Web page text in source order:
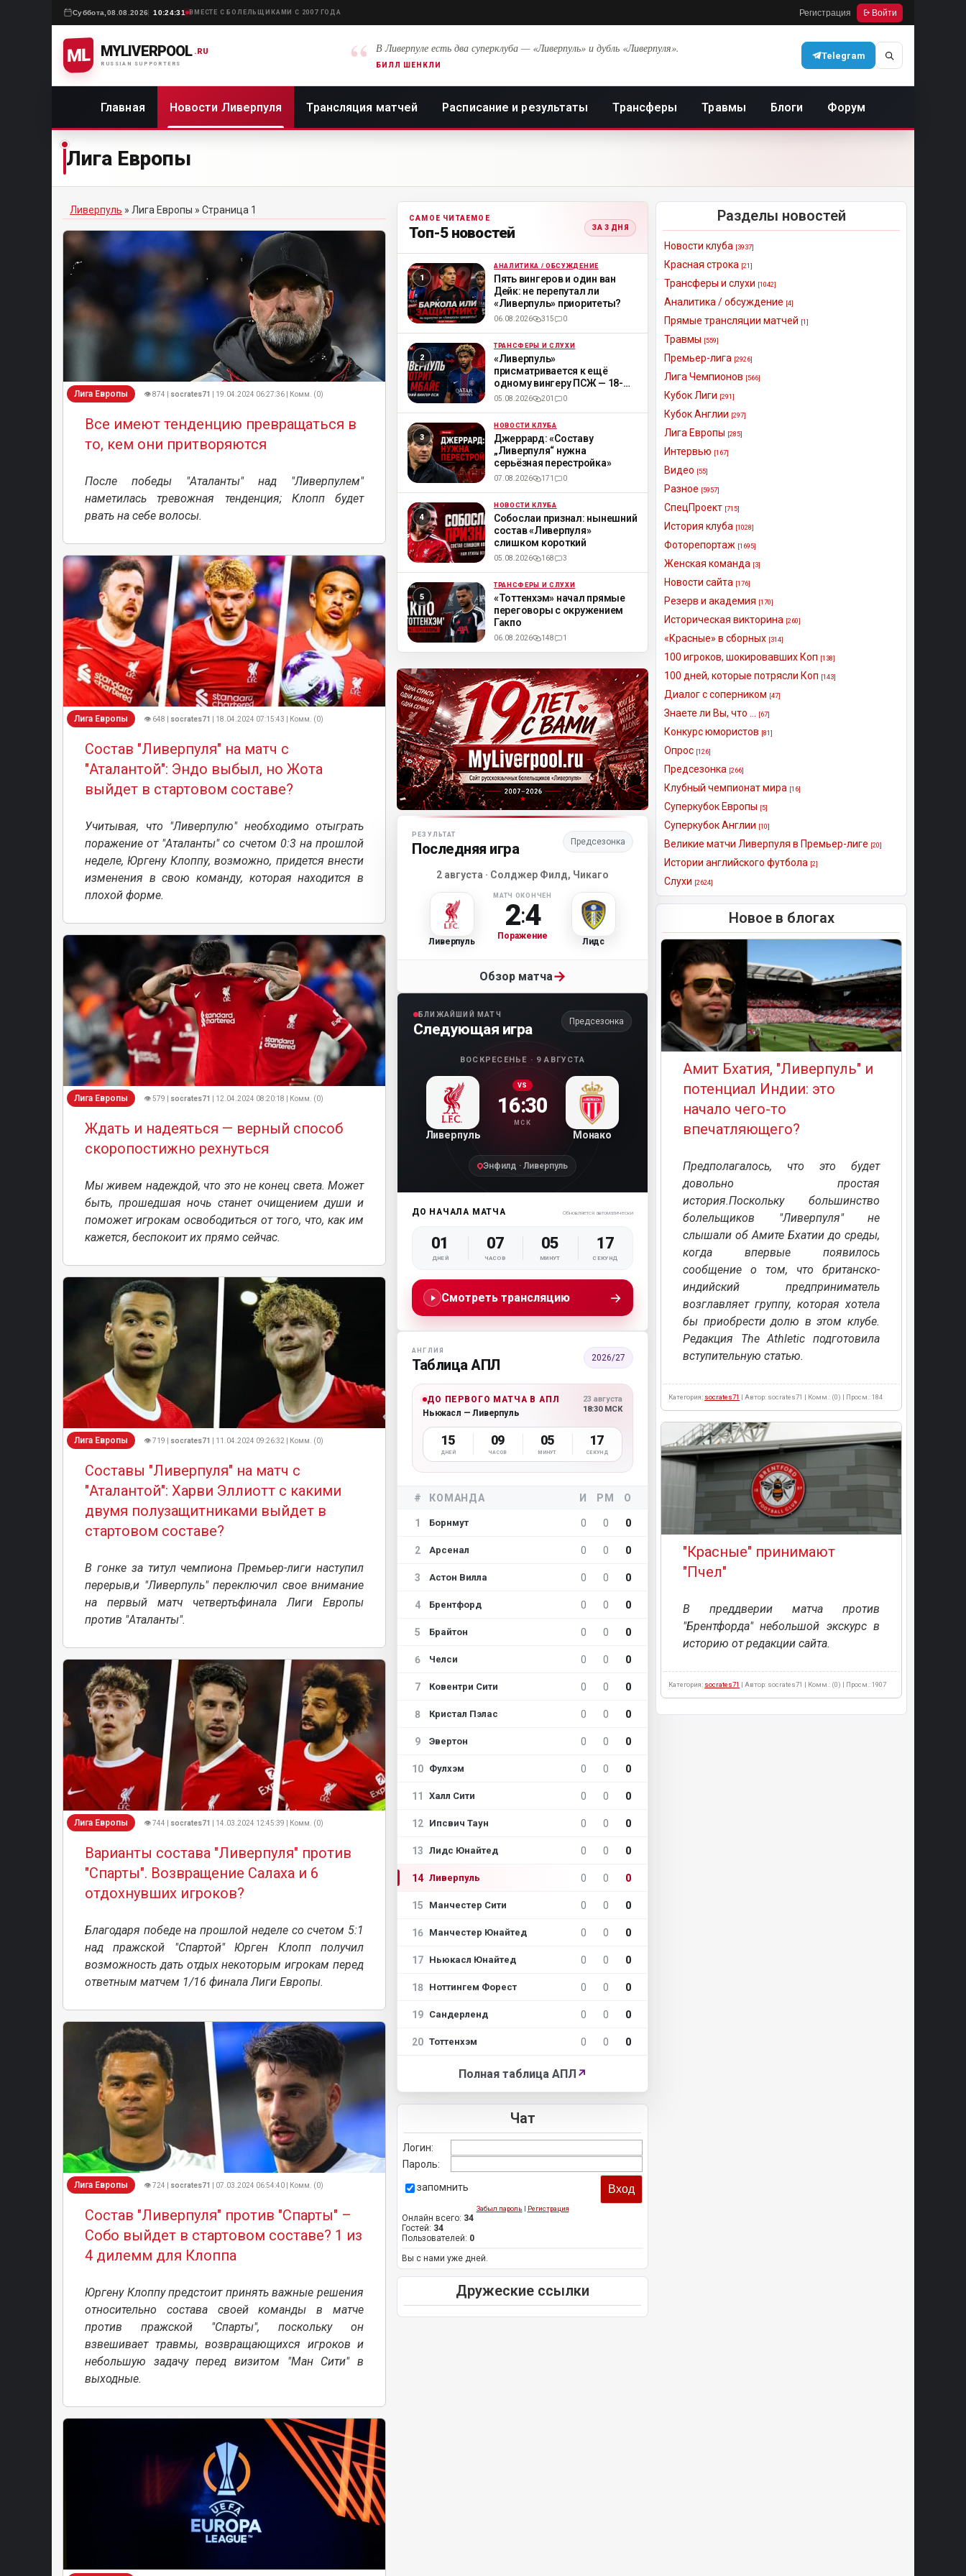
Суббота, 08.08.2026 10:24:31 ВМЕСТЕ С БОЛЕЛЬЩИКАМИ С 2007 ГОДА Регистрация Войти
ML MYLIVERPOOL
RUSSIAN SUPPORTERS
.RU “ В Ливерпуле есть два суперклуба — «Ливерпуль» и дубль «Ливерпуля».
БИЛЛ ШЕНКЛИ
Telegram
Главная Новости Ливерпуля Трансляция матчей Расписание и результаты Трансферы Травмы Блоги Форум
Лига Европы
Ливерпуль » Лига Европы » Страница 1
Лига Европы 👁 874 | socrates71 | 19.04.2024 06:27:36 | Комм. (0)
Все имеют тенденцию превращаться в
то, кем они притворяются
После победы "Аталанты" над "Ливерпулем"
наметилась тревожная тенденция; Клопп будет
рвать на себе волосы.
Лига Европы 👁 648 | socrates71 | 18.04.2024 07:15:43 | Комм. (0)
Состав "Ливерпуля" на матч с
"Аталантой": Эндо выбыл, но Жота
выйдет в стартовом составе?
Учитывая, что "Ливерпулю" необходимо отыграть
поражение от "Аталанты" со счетом 0:3 на прошлой
неделе, Юргену Клоппу, возможно, придется внести
изменения в свою команду, которая находится в
плохой форме.
Лига Европы 👁 579 | socrates71 | 12.04.2024 08:20:18 | Комм. (0)
Ждать и надеяться — верный способ
скоропостижно рехнуться
Мы живем надеждой, что это не конец света. Может
быть, прошедшая ночь станет очищением души и
поможет игрокам освободиться от того, что, как им
кажется, беспокоит их прямо сейчас.
Лига Европы 👁 719 | socrates71 | 11.04.2024 09:26:32 | Комм. (0)
Составы "Ливерпуля" на матч с
"Аталантой": Харви Эллиотт с какими
двумя полузащитниками выйдет в
стартовом составе?
В гонке за титул чемпиона Премьер-лиги наступил
перерыв,и "Ливерпуль" переключил свое внимание
на первый матч четвертьфинала Лиги Европы
против "Аталанты".
Лига Европы 👁 744 | socrates71 | 14.03.2024 12:45:39 | Комм. (0)
Варианты состава "Ливерпуля" против
"Спарты". Возвращение Салаха и 6
отдохнувших игроков?
Благодаря победе на прошлой неделе со счетом 5:1
над пражской "Спартой" Юрген Клопп получил
возможность дать отдых некоторым игрокам перед
ответным матчем 1/16 финала Лиги Европы.
Лига Европы 👁 724 | socrates71 | 07.03.2024 06:54:40 | Комм. (0)
Состав "Ливерпуля" против "Спарты" –
Собо выйдет в стартовом составе? 1 из
4 дилемм для Клоппа
Юргену Клоппу предстоит принять важные решения
относительно состава своей команды в матче
против пражской "Спарты", поскольку он
взвешивает травмы, возвращающихся игроков и
небольшую задачу перед визитом "Ман Сити" в
выходные.
САМОЕ ЧИТАЕМОЕ
Топ-5 новостей ЗА 3 ДНЯ
ML АНАЛИТИКА / ОБСУЖДЕНИЕ
Пять вингеров и один ван
Дейк: не перепутал ли
«Ливерпуль» приоритеты?
06.08.2026 315 0
ML ТРАНСФЕРЫ И СЛУХИ
«Ливерпуль»
присматривается к ещё
одному вингеру ПСЖ — 18-
летнему Мбайе
05.08.2026 201 0
ML НОВОСТИ КЛУБА
Джеррард: «Составу
„Ливерпуля“ нужна
серьёзная перестройка»
07.08.2026 171 0
ML НОВОСТИ КЛУБА
Собослаи признал: нынешний
состав «Ливерпуля»
слишком короткий
05.08.2026 168 3
ML ТРАНСФЕРЫ И СЛУХИ
«Тоттенхэм» начал прямые
переговоры с окружением
Гакпо
06.08.2026 148 1
Матч-центр «Ливерпуля»
РЕЗУЛЬТАТ
Последняя игра Предсезонка
2 августа · Солджер Филд, Чикаго
Ливерпуль
МАТЧ ОКОНЧЕН
2:4
Поражение
Лидс
Обзор матча→
БЛИЖАЙШИЙ МАТЧ
Следующая игра Предсезонка
ВОСКРЕСЕНЬЕ · 9 АВГУСТА
Ливерпуль
VS
16:30
МСК
Монако
Энфилд · Ливерпуль
ДО НАЧАЛА МАТЧА Обновляется автоматически
01
ДНЕЙ
07
ЧАСОВ
05
МИНУТ
16
СЕКУНД
Смотреть трансляцию →
АНГЛИЯ
Таблица АПЛ 2026/27
ДО ПЕРВОГО МАТЧА В АПЛ
Ньюкасл — Ливерпуль
23 августа
18:30 МСК
15
ДНЕЙ
09
ЧАСОВ
05
МИНУТ
16
СЕКУНД
# КОМАНДА И РМ О
1 Борнмут 0 0 0
2 Арсенал 0 0 0
3 Астон Вилла 0 0 0
4 Брентфорд 0 0 0
5 Брайтон 0 0 0
6 Челси 0 0 0
7 Ковентри Сити 0 0 0
8 Кристал Пэлас 0 0 0
9 Эвертон 0 0 0
10 Фулхэм 0 0 0
11 Халл Сити 0 0 0
12 Ипсвич Таун 0 0 0
13 Лидс Юнайтед 0 0 0
14 Ливерпуль 0 0 0
15 Манчестер Сити 0 0 0
16 Манчестер Юнайтед 0 0 0
17 Ньюкасл Юнайтед 0 0 0
18 Ноттингем Форест 0 0 0
19 Сандерленд 0 0 0
20 Тоттенхэм 0 0 0
Полная таблица АПЛ ↗
Чат
Логин:
Пароль:
запомнить
Забыл пароль | Регистрация
Онлайн всего: 34
Гостей: 34
Пользователей: 0
Вы с нами уже дней.
Дружеские ссылки
Разделы новостей
Новости клуба [3937]
Красная строка [21]
Трансферы и слухи [1042]
Аналитика / обсуждение [4]
Прямые трансляции матчей [1]
Травмы [559]
Премьер-лига [2926]
Лига Чемпионов [566]
Кубок Лиги [291]
Кубок Англии [297]
Лига Европы [285]
Интервью [167]
Видео [55]
Разное [5957]
СпецПроект [715]
История клуба [1028]
Фоторепортаж [1695]
Женская команда [3]
Новости сайта [176]
Резерв и академия [170]
Историческая викторина [260]
«Красные» в сборных [314]
100 игроков, шокировавших Коп [138]
100 дней, которые потрясли Коп [143]
Диалог с соперником [47]
Знаете ли Вы, что ... [67]
Конкурс юмористов [81]
Опрос [126]
Предсезонка [266]
Клубный чемпионат мира [16]
Суперкубок Европы [5]
Суперкубок Англии [10]
Великие матчи Ливерпуля в Премьер-лиге [20]
Истории английского футбола [2]
Слухи [2624]
Новое в блогах
Амит Бхатия, "Ливерпуль" и
потенциал Индии: это
начало чего-то
впечатляющего?
Предполагалось, что это будет
довольно простая
история.Поскольку большинство
болельщиков "Ливерпуля" не
слышали об Амите Бхатии до среды,
когда впервые появилось
сообщение о том, что британско-
индийский предприниматель
возглавляет группу, которая хотела
бы приобрести долю в этом клубе.
Редакция The Athletic подготовила
вступительную статью.
Категория: socrates71 | Автор: socrates71 | Комм.: (0) | Просм.: 184
"Красные" принимают
"Пчел"
В преддверии матча против
"Брентфорда" небольшой экскурс в
историю от редакции сайта.
Категория: socrates71 | Автор: socrates71 | Комм.: (0) | Просм.: 1907